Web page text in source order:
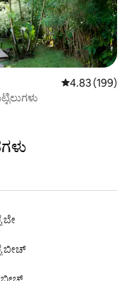
5 ರಲ್ಲಿ 4.83
4.83 (199)
ಬೇ
ಬೀಚ್